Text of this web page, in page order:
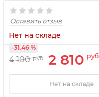
Оставить отзыв
Нет на складе
4 100 руб 2 810 руб
-31.46 %
Нет на складе